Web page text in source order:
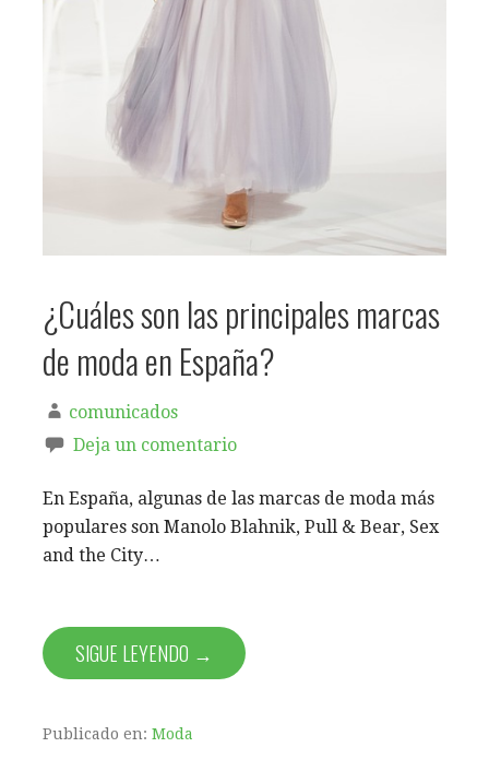
¿Cuáles son las principales marcas
de moda en España?
comunicados
Deja un comentario
En España, algunas de las marcas de moda más
populares son Manolo Blahnik, Pull & Bear, Sex
and the City…
SIGUE LEYENDO →
Publicado en: Moda